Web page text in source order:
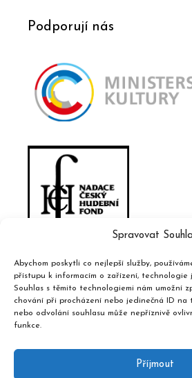
Spravovat
Abychom poskytli co nejlepší služby,
přístupu k informacím o zařízení, technologie
Souhlas s těmito technologiemi nám umožní
chování při procházení nebo jedinečná ID na
nebo odvolání souhlasu může nepříznivě
funkce.
Příjmout
Podporují nás